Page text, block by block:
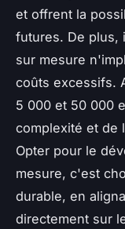
et offrent la
futures. De plus,
sur mesure
coûts excessifs.
5 000 et 50 000
complexité et de
Opter pour le
mesure, c'est
durable, en
directement sur